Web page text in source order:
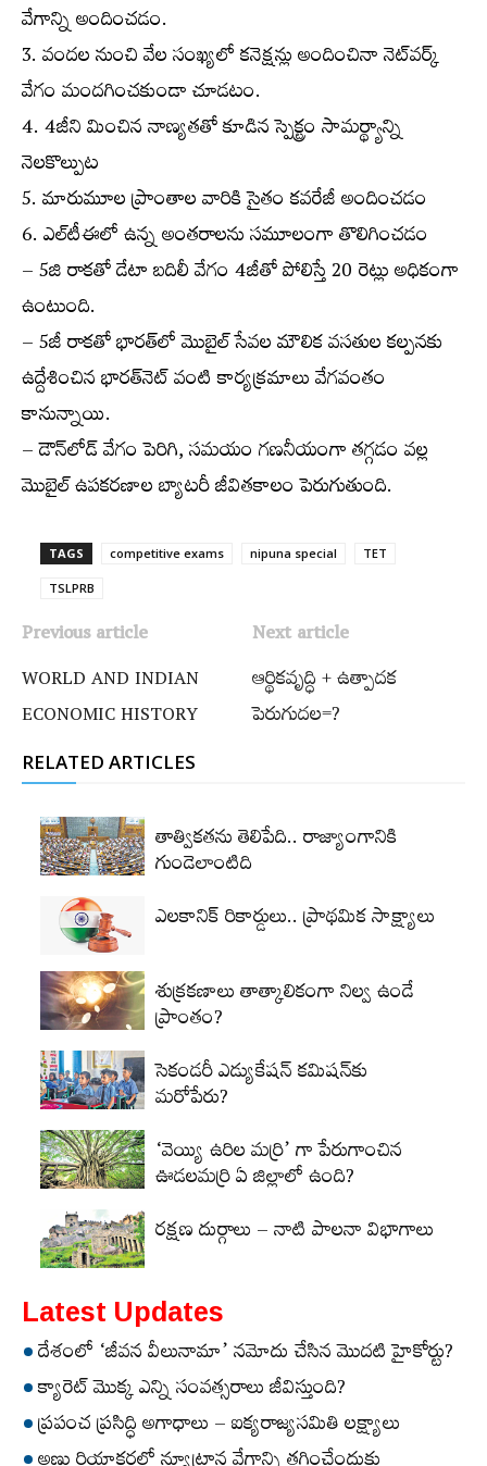
వేగాన్ని అందించడం.
3. వందల నుంచి వేల సంఖ్యలో కనెక్షన్లు అందించినా నెట్‌వర్క్
వేగం మందగించకుండా చూడటం.
4. 4జీని మించిన నాణ్యతతో కూడిన స్పెక్ట్రం సామర్థ్యాన్ని
నెలకొల్పుట
5. మారుమూల ప్రాంతాల వారికి సైతం కవరేజీ అందించడం
6. ఎల్‌టీఈలో ఉన్న అంతరాలను సమూలంగా తొలిగించడం
– 5జి రాకతో డేటా బదిలీ వేగం 4జీతో పోలిస్తే 20 రెట్లు అధికంగా
ఉంటుంది.
– 5జీ రాకతో భారత్‌లో మొబైల్ సేవల మౌలిక వసతుల కల్పనకు
ఉద్దేశించిన భారత్‌నెట్ వంటి కార్యక్రమాలు వేగవంతం
కానున్నాయి.
– డౌన్‌లోడ్ వేగం పెరిగి, సమయం గణనీయంగా తగ్గడం వల్ల
మొబైల్ ఉపకరణాల బ్యాటరీ జీవితకాలం పెరుగుతుంది.
TAGS competitive exams nipuna special TET
TSLPRB
Previous article
WORLD AND INDIAN
ECONOMIC HISTORY
Next article
ఆర్థికవృద్ధి + ఉత్పాదక
పెరుగుదల=?
RELATED ARTICLES
తాత్వికతను తెలిపేది.. రాజ్యాంగానికి
గుండెలాంటిది
ఎలకానిక్‌ రికార్డులు.. ప్రాథమిక సాక్ష్యాలు
శుక్రకణాలు తాత్కాలికంగా నిల్వ ఉండే
ప్రాంతం?
సెకండరీ ఎడ్యుకేషన్‌ కమిషన్‌కు
మరోపేరు?
‘వెయ్యి ఉరిల మర్రి’ గా పేరుగాంచిన
ఊడలమర్రి ఏ జిల్లాలో ఉంది?
రక్షణ దుర్గాలు – నాటి పాలనా విభాగాలు
Latest Updates
దేశంలో ‘జీవన వీలునామా’ నమోదు చేసిన మొదటి హైకోర్టు?
క్యారెట్‌ మొక్క ఎన్ని సంవత్సరాలు జీవిస్తుంది?
ప్రపంచ ప్రసిద్ధి అగాధాలు – ఐక్యరాజ్యసమితి లక్ష్యాలు